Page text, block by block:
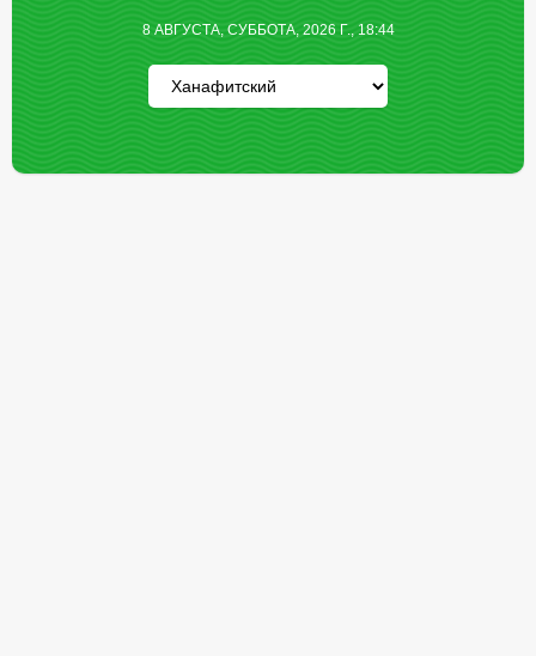
8 АВГУСТА, СУББОТА, 2026 Г., 18:44